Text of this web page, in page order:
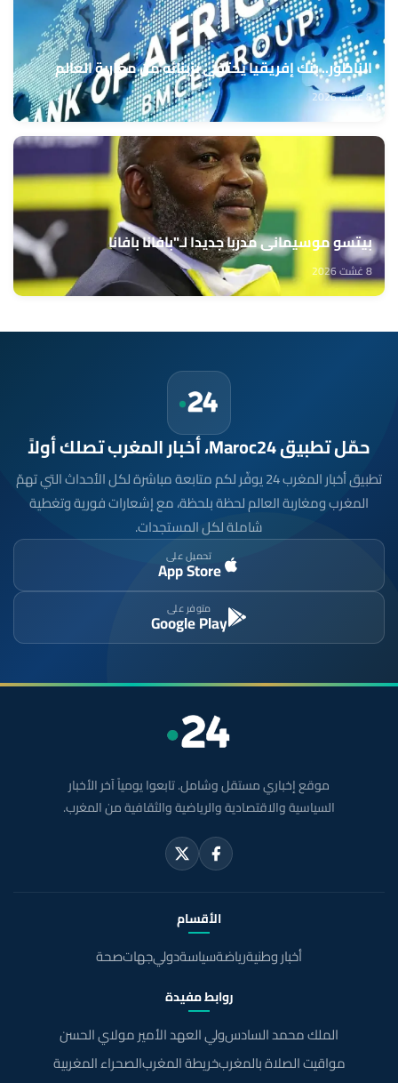
الناظور.. بنك إفريقيا يحتفي بزبنائه من مغاربة العالم
8 غشت 2026
بيتسو موسيماني مدربا جديدا لـ"بافانا بافانا
8 غشت 2026
حمّل تطبيق Maroc24، أخبار المغرب تصلك أولاً
تطبيق أخبار المغرب 24 يوفّر لكم متابعة مباشرة لكل الأحداث التي تهمّ
المغرب ومغاربة العالم لحظة بلحظة، مع إشعارات فورية وتغطية
شاملة لكل المستجدات.
تحميل على
App Store
متوفر على
Google Play
موقع إخباري مستقل وشامل. تابعوا يومياً آخر الأخبار
السياسية والاقتصادية والرياضية والثقافية من المغرب.
الأقسام
أخبار وطنيةرياضةسياسةدوليجهاتصحة
روابط مفيدة
الملك محمد السادسولي العهد الأمير مولاي الحسن
مواقيت الصلاة بالمغربخريطة المغربالصحراء المغربية